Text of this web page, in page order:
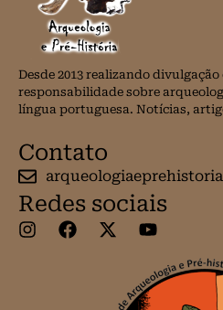
Desde 2013 realizando
responsabilidade sobre
língua portuguesa. Notícias,
Contato
Redes sociais